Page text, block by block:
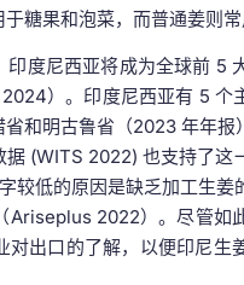
糖果和泡菜，而普通姜则常
度尼西亚将成为全球前 5
）。印度尼西亚有 5 个
和明古鲁省（2023 年年报
(WITS 2022) 也支持了这
较低的原因是缺乏加工生
Ariseplus 2022）。尽管如
出口的了解，以便印尼生